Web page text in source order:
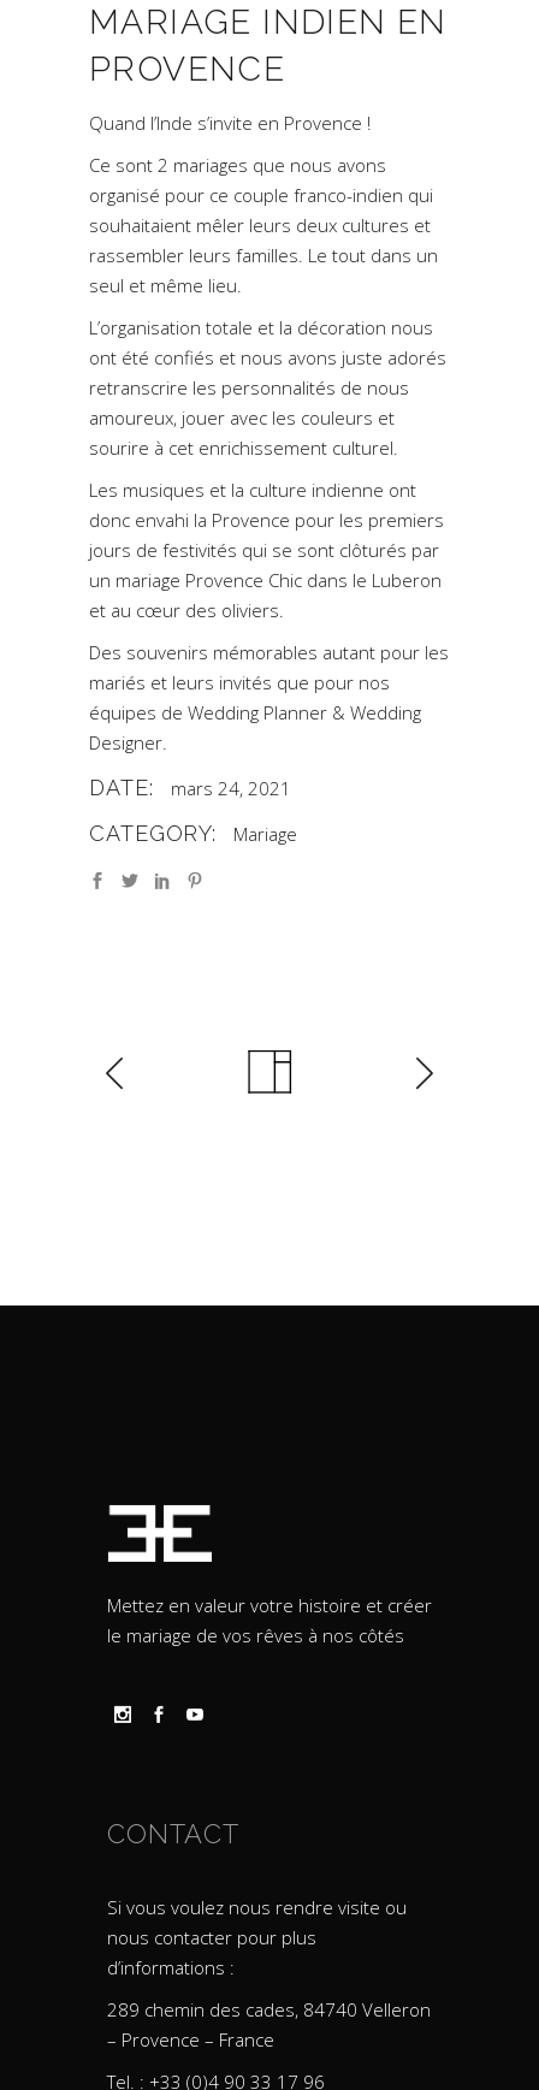
MARIAGE INDIEN EN
PROVENCE
Quand l’Inde s’invite en Provence !
Ce sont 2 mariages que nous avons
organisé pour ce couple franco-indien qui
souhaitaient mêler leurs deux cultures et
rassembler leurs familles. Le tout dans un
seul et même lieu.
L’organisation totale et la décoration nous
ont été confiés et nous avons juste adorés
retranscrire les personnalités de nous
amoureux, jouer avec les couleurs et
sourire à cet enrichissement culturel.
Les musiques et la culture indienne ont
donc envahi la Provence pour les premiers
jours de festivités qui se sont clôturés par
un mariage Provence Chic dans le Luberon
et au cœur des oliviers.
Des souvenirs mémorables autant pour les
mariés et leurs invités que pour nos
équipes de Wedding Planner & Wedding
Designer.
DATE: mars 24, 2021
CATEGORY: Mariage
Mettez en valeur votre histoire et créer
le mariage de vos rêves à nos côtés
CONTACT
Si vous voulez nous rendre visite ou
nous contacter pour plus
d’informations :
289 chemin des cades, 84740 Velleron
– Provence – France
Tel. : +33 (0)4 90 33 17 96